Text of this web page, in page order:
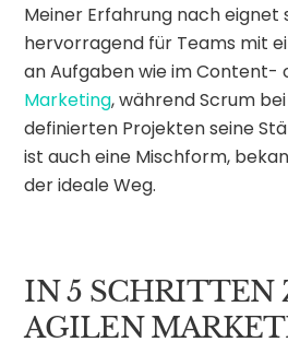
Meiner Erfahrung nach eignet
hervorragend für Teams mit
an Aufgaben wie im Content-
Marketing, während Scrum
definierten Projekten seine
ist auch eine Mischform,
der ideale Weg.
IN 5 SCHRITTEN
AGILEN